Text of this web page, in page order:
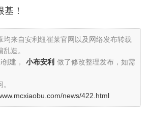
！
均来自安利纽崔莱官网以及网络发布转载
造。
建，
小布安利 做了修改整理发布，如需
news/422.html